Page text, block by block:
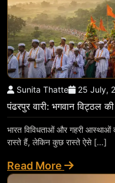
Sunita Thatte 25 July,
पंढरपुर वारी: भगवान विट्ठल
भारत विविधताओं और गहरी
रास्ते हैं, लेकिन कुछ रास्ते ऐसे […]
Read More